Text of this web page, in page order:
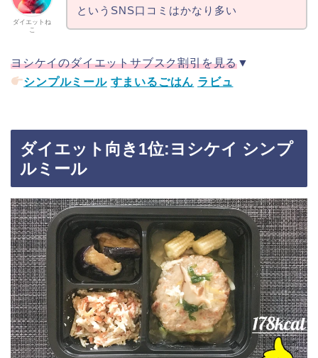
ダイエットね
こ
というSNS口コミはかなり多い
ヨシケイのダイエットサブスク割引を見る▼
シンプルミール すまいるごはん ラビュ
ダイエット向き1位:ヨシケイ シンプ
ルミール